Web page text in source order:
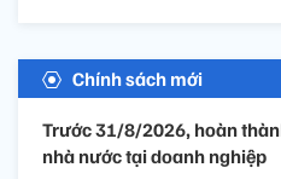
Chính sách mới
Trước 31/8/2026, hoàn
nhà nước tại doanh nghiệp